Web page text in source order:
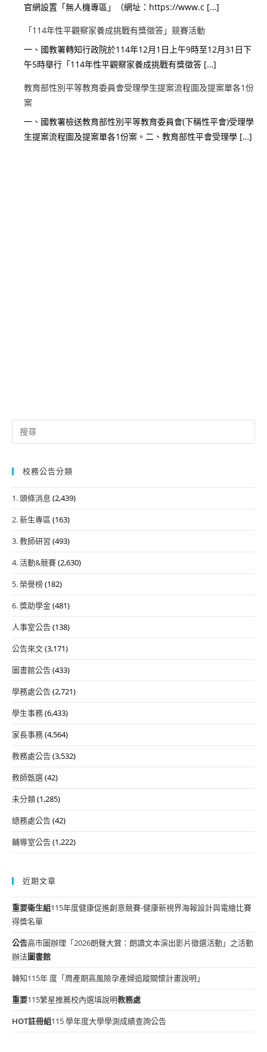
官網設置「無人機專區」（網址：https://www.c […]
「114年性平觀察家養成挑戰有獎徵答」競賽活動
一、國教署轉知行政院於114年12月1日上午9時至12月31日下
午5時舉行「114年性平觀察家養成挑戰有獎徵答 […]
教育部性別平等教育委員會受理學生提案流程圖及提案單各1份
案
一、國教署檢送教育部性別平等教育委員會(下稱性平會)受理學
生提案流程圖及提案單各1份案。二、教育部性平會受理學 […]
Search
for:
校務公告分類
1. 頭條消息 (2,439)
2. 新生專區 (163)
3. 教師研習 (493)
4. 活動&競賽(2,630)
5. 榮譽榜(182)
6. 獎助學金(481)
人事室公告(138)
公告來文(3,171)
圖書館公告(433)
學務處公告(2,721)
學生事務(6,433)
家長事務(4,564)
教務處公告(3,532)
教師甄選(42)
未分類(1,285)
總務處公告(42)
輔導室公告(1,222)
近期文章
重要衛生組115年度健康促進創意競賽-健康新視界海報設計與電繪比賽
得獎名單
公告高市圖辦理「2026朗聲大賞：朗讀文本演出影片徵選活動」之活動
辦法圖書館
轉知115年 度「周產期高風險孕產婦追蹤關懷計畫說明」
重要115繁星推薦校內選填說明教務處
HOT註冊組115 學年度大學學測成績查詢公告